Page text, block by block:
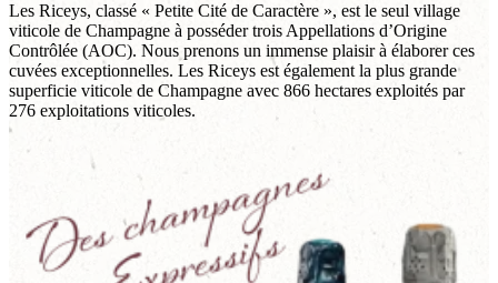
Les Riceys, classé « Petite Cité de Caractère », est le seul village
viticole de Champagne à posséder trois Appellations d’Origine
Contrôlée (AOC). Nous prenons un immense plaisir à élaborer ces
cuvées exceptionnelles. Les Riceys est également la plus grande
superficie viticole de Champagne avec 866 hectares exploités par
276 exploitations viticoles.